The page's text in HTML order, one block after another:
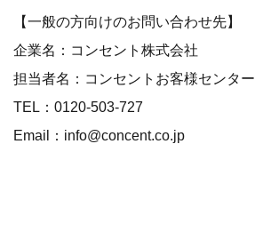
【一般の方向けのお問い合わせ先】
企業名：コンセント株式会社
担当者名：コンセントお客様センター
TEL：0120-503-727
Email：info@concent.co.jp